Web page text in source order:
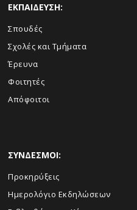
ΕΚΠΑΙΔΕΥΣΗ:
Σπουδές
Σχολές και Τμήματα
Έρευνα
Φοιτητές
Απόφοιτοι
ΣΥΝΔΕΣΜΟΙ:
Προκηρύξεις
Ημερολόγιο Εκδηλώσεων